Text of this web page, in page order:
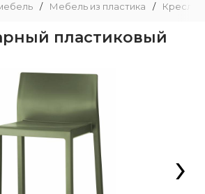
/ Мебель из пластика / Кресла
пластиковый
›